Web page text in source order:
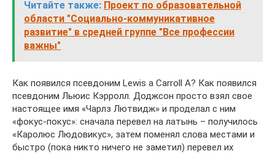
Читайте также: Проект по образовательной
области "Социально-коммуникативное
развитие" в средней группе "Все профессии
важны"
Как появился псевдоним Lewis a Carroll A? Как появился
псевдоним Льюис Кэрролл. Доджсон просто взял свое
настоящее имя «Чарлз Лютвидж» и проделал с ним
«фокус-покус»: сначала перевел на латынь – получилось
«Каролюс Людовикус», затем поменял слова местами и
быстро (пока никто ничего не заметил) перевел их